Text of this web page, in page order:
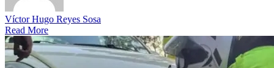
Víctor Hugo Reyes Sosa
Read More